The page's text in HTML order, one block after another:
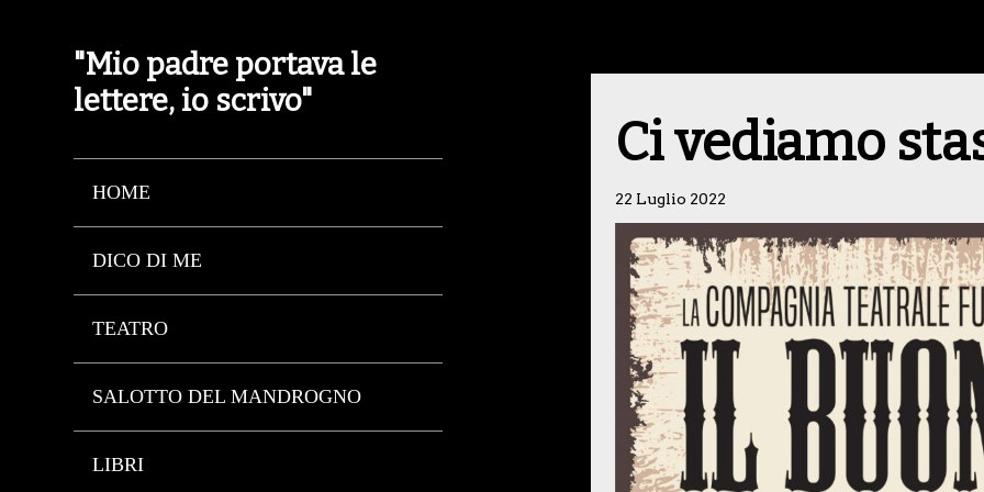
"Mio padre portava le
lettere, io scrivo"
HOME
DICO DI ME
TEATRO
SALOTTO DEL MANDROGNO
LIBRI
Ci vediamo
22 Luglio 2022